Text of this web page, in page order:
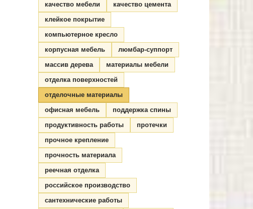
качество мебели
качество цемента
клейкое покрытие
компьютерное кресло
корпусная мебель
люмбар-суппорт
массив дерева
материалы мебели
отделка поверхностей
отделочные материалы
офисная мебель
поддержка спины
продуктивность работы
протечки
прочное крепление
прочность материала
реечная отделка
российское производство
сантехнические работы